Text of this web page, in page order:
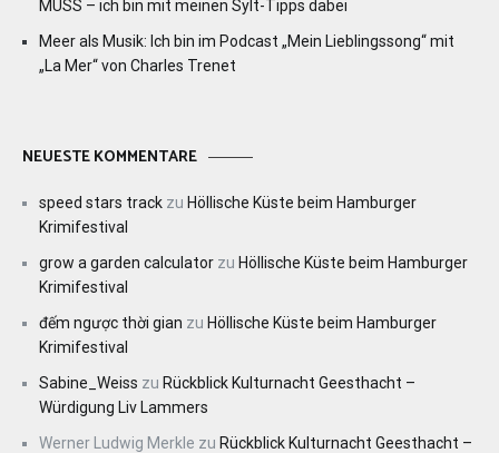
MUSS – ich bin mit meinen Sylt-Tipps dabei
Meer als Musik: Ich bin im Podcast „Mein Lieblingssong“ mit
„La Mer“ von Charles Trenet
NEUESTE KOMMENTARE
speed stars track zu Höllische Küste beim Hamburger
Krimifestival
grow a garden calculator zu Höllische Küste beim Hamburger
Krimifestival
đếm ngược thời gian zu Höllische Küste beim Hamburger
Krimifestival
Sabine_Weiss zu Rückblick Kulturnacht Geesthacht –
Würdigung Liv Lammers
Werner Ludwig Merkle zu Rückblick Kulturnacht Geesthacht –